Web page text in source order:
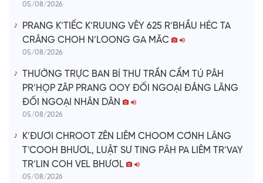
05/08/2026
PRANG K’TIẾC K’RUUNG VÊY 625 R’BHẦU HÉC TA
CRÂNG CHOH N’LOONG GA MĂC
05/08/2026
THƯỜNG TRỰC BAN BÍ THƯ TRẦN CẨM TÚ PÂH
PR’HỌP ZÂP PRANG OOY ĐỐI NGOẠI ĐẢNG LÂNG
ĐỐI NGOẠI NHÂN DÂN
05/08/2026
K’ĐƯƠI CHROOT ZÊN LIÊM CHOOM CƠNH LÂNG
T’COOH BHƯƠL, LUẬT SƯ TING PÂH PA LIÊM TR’VAY
TR’LIN COH VEL BHƯƠL
05/08/2026